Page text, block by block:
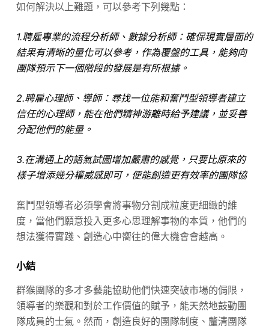
如何解決以上難題，可以參考下列幾點：
1.聘雇專業的流程分析師、數據分析師：確保現實層面的
結果有清晰的量化可以參考，作為覆盤的工具，能夠向
團隊預示下一個階段的發展是有所根據。
2.聘雇心理師、導師：尋找一位能和奮鬥型領導者建立
信任的心理師，能在他們精神游離時給予建議，並妥善
分配他們的能量。
3.在溝通上的語氣試圖增加嚴肅的感覺，只要比原來的
樣子增添幾分權威感即可，便能創造更有效率的團隊協
奮鬥型領導者必須學會將事物分割成粒度更細緻的維
度，當他們願意投入更多心思理解事物的本質，他們的
想法獲得實踐、創造心中嚮往的偉大機會會越高。
小結
群猴團隊的多才多藝能協助他們快速突破市場的侷限，
領導者的樂觀和對於工作價值的賦予，能天然地鼓動團
隊成員的士氣。然而，創造良好的團隊制度、釐清團隊